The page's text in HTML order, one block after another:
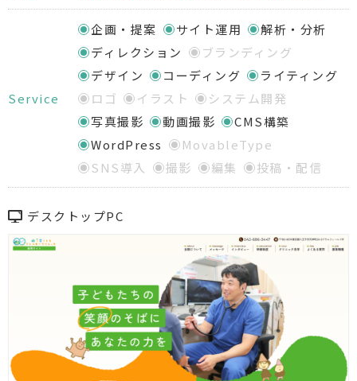
Service
企画・提案 サイト運用
解析・分析
ディレクション
ブランディング
デザイン
コーディング
ライティング
ロゴ
イラスト
システム開発
写真撮影
動画撮影
CMS構築
WordPress
MovableType
SNS導入
撮影 編集 投稿・配信
デスクトップPC